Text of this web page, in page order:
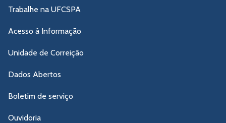
Trabalhe na UFCSPA
Acesso à Informação
Unidade de Correição
Dados Abertos
Boletim de serviço
Ouvidoria